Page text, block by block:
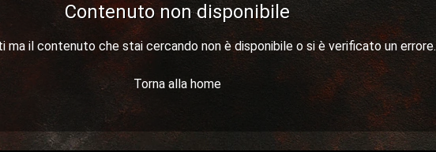
Contenuto non disponibile
ma il contenuto che stai cercando non è disponibile o si è verificato un errore.
Torna alla home